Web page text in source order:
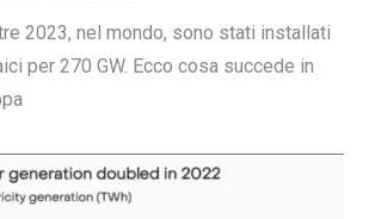
2023, nel mondo, sono stati installati
per 270 GW. Ecco cosa succede in